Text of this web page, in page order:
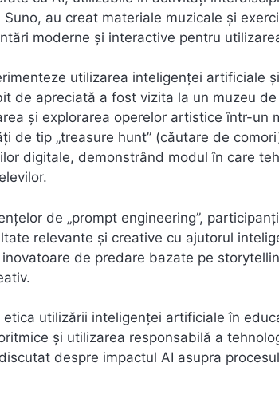
au creat materiale muzicale și
moderne și interactive pentru
utilizarea inteligenței artificiale
de apreciată a fost vizita la un muzeu
și explorarea operelor artistice într-un
de tip „treasure hunt” (căutare de
digitale, demonstrând modul în care
de „prompt engineering”,
relevante și creative cu ajutorul
de predare bazate pe
utilizării inteligenței artificiale în
și utilizarea responsabilă a
despre impactul AI asupra